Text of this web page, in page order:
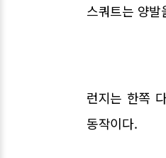
스쿼트는 양
런지는 한쪽
동작이다.